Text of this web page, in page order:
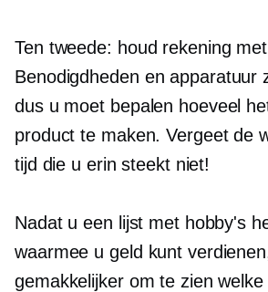
Ten tweede: houd rekening
Benodigdheden en apparatuur
dus u moet bepalen hoeveel
product te maken. Vergeet de
tijd die u erin steekt niet!
Nadat u een lijst met hobby's
waarmee u geld kunt
gemakkelijker om te zien